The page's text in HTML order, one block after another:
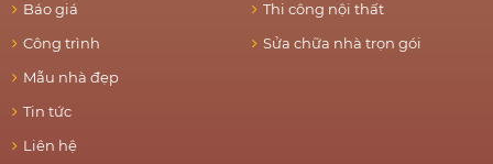
Báo giá
Công trình
Mẫu nhà đẹp
Tin tức
Liên hệ
Thi công nội thất
Sửa chữa nhà trọn gói